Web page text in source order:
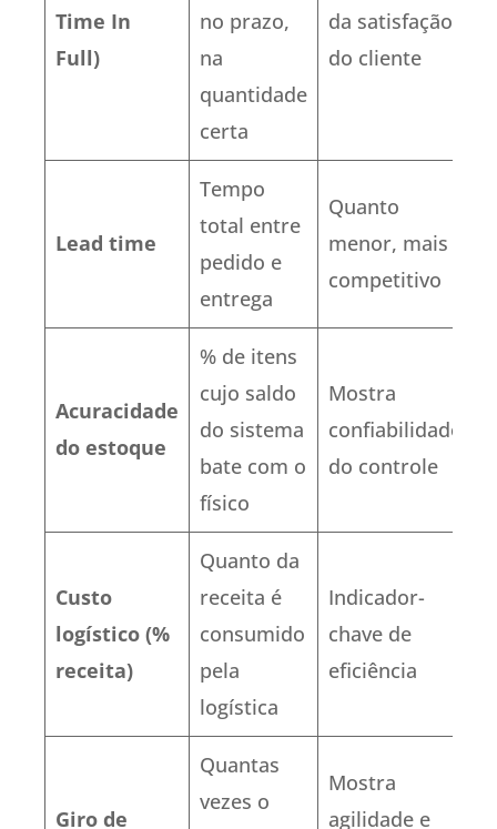
Time In
Full)
no prazo,
na
quantidade
certa
da satisfação
do cliente
Lead time
Tempo
total entre
pedido e
entrega
Quanto
menor, mais
competitivo
Acuracidade
do estoque
% de itens
cujo saldo
do sistema
bate com o
físico
Mostra
confiabilidade
do controle
Custo
logístico (%
receita)
Quanto da
receita é
consumido
pela
logística
Indicador-
chave de
eficiência
Giro de
Quantas
vezes o
Mostra
agilidade e